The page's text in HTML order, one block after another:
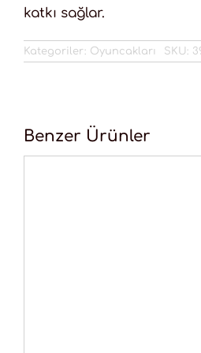
katkı sağlar.
Kategoriler: Oyuncakları SKU:
Benzer Ürünler